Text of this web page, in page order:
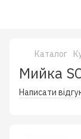
Каталог
Мийка
Написати